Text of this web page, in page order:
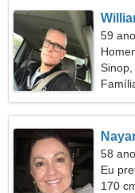
59
58
Eu
170